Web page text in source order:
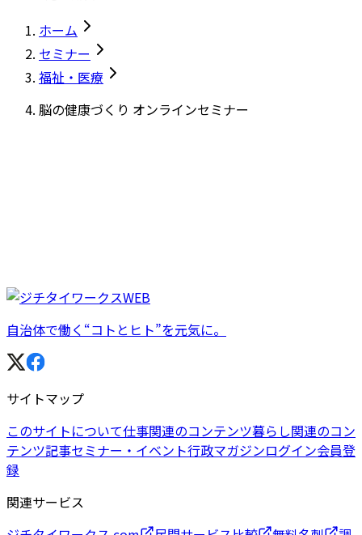
ホーム
セミナー
福祉・医療
脳の健康づくり オンラインセミナー
自治体で働く“コトとヒト”を元気に。
サイトマップ
このサイトについて仕事関連のコンテンツ暮らし関連のコン
テンツ記事セミナー・イベント行政マガジンログイン会員登
録
関連サービス